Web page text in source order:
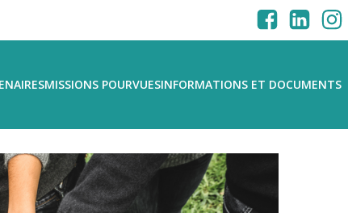
MISSIONS POURVUESINFORMATIONS ET DOCUMENTS